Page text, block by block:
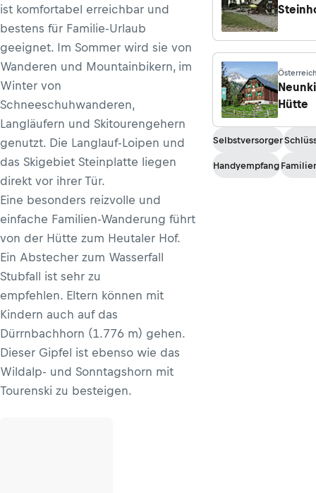
ist komfortabel erreichbar und
bestens für Familie-Urlaub
geeignet. Im Sommer wird sie von
Wanderen und Mountainbikern, im
Winter von
Schneeschuhwanderen,
Langläufern und Skitourengehern
genutzt. Die Langlauf-Loipen und
das Skigebiet Steinplatte liegen
direkt vor ihrer Tür.
Eine besonders reizvolle und
einfache Familien-Wanderung führt
von der Hütte zum Heutaler Hof.
Ein Abstecher zum Wasserfall
Stubfall ist sehr zu
empfehlen. Eltern können mit
Kindern auch auf das
Dürrnbachhorn (1.776 m) gehen.
Dieser Gipfel ist ebenso wie das
Wildalp- und Sonntagshorn mit
Tourenski zu besteigen.
Hütte
Selbstversorger
Handyempfang